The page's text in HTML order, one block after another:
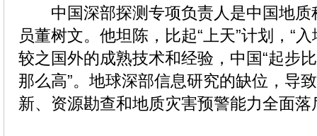
中国深部探测专项负责人是中国地质
员董树文。他坦陈，比起“上天”计划，“
较之国外的成熟技术和经验，中国“起步
那么高”。地球深部信息研究的缺位，导
新、资源勘查和地质灾害预警能力全面落